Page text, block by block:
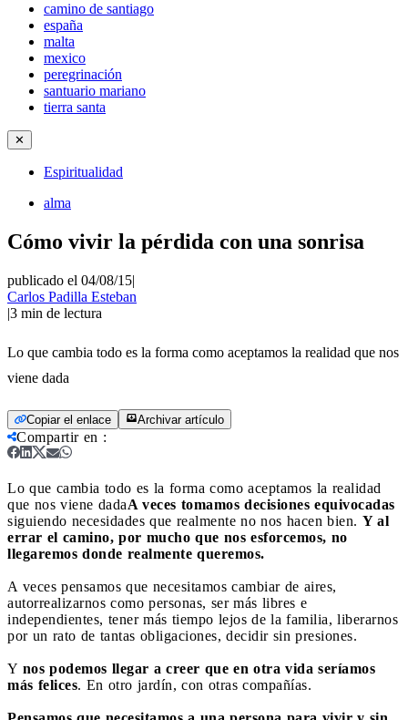
camino de santiago
españa
malta
mexico
peregrinación
santuario mariano
tierra santa
✕
Espiritualidad
alma
Cómo vivir la pérdida con una sonrisa
publicado el 04/08/15|
Carlos Padilla Esteban
|3 min de lectura
Lo que cambia todo es la forma como aceptamos la realidad que nos
viene dada
Copiar el enlace Archivar artículo
Compartir en :
Lo que cambia todo es la forma como aceptamos la realidad
que nos viene dadaA veces tomamos decisiones equivocadas
siguiendo necesidades que realmente no nos hacen bien. Y al
errar el camino, por mucho que nos esforcemos, no
llegaremos donde realmente queremos.
A veces pensamos que necesitamos cambiar de aires,
autorrealizarnos como personas, ser más libres e
independientes, tener más tiempo lejos de la familia, liberarnos
por un rato de tantas obligaciones, decidir sin presiones.
Y nos podemos llegar a creer que en otra vida seríamos
más felices. En otro jardín, con otras compañías.